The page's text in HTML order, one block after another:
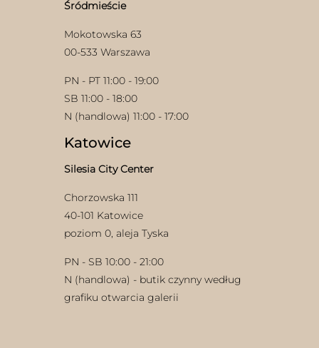
Śródmieście
Mokotowska 63
00-533 Warszawa
PN - PT 11:00 - 19:00
SB 11:00 - 18:00
N (handlowa) 11:00 - 17:00
Katowice
Silesia City Center
Chorzowska 111
40-101 Katowice
poziom 0, aleja Tyska
PN - SB 10:00 - 21:00
N (handlowa) - butik czynny według
grafiku otwarcia galerii